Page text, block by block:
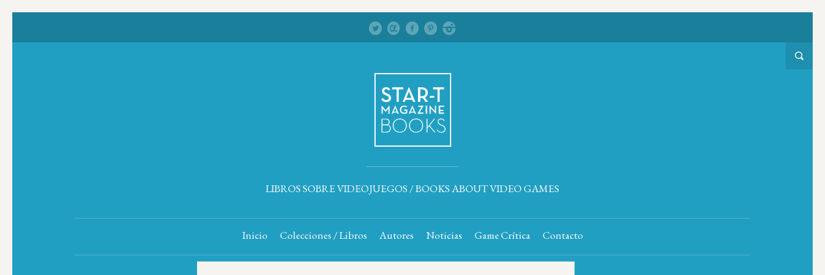
LIBROS SOBRE VIDEOJUEGOS / BOOKS ABOUT VIDEO GAMES
Inicio Colecciones / Libros Autores Noticias Game Crítica Contacto